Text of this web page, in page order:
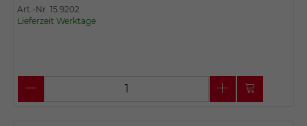
Art.-Nr. 15.9202
Lieferzeit Werktage